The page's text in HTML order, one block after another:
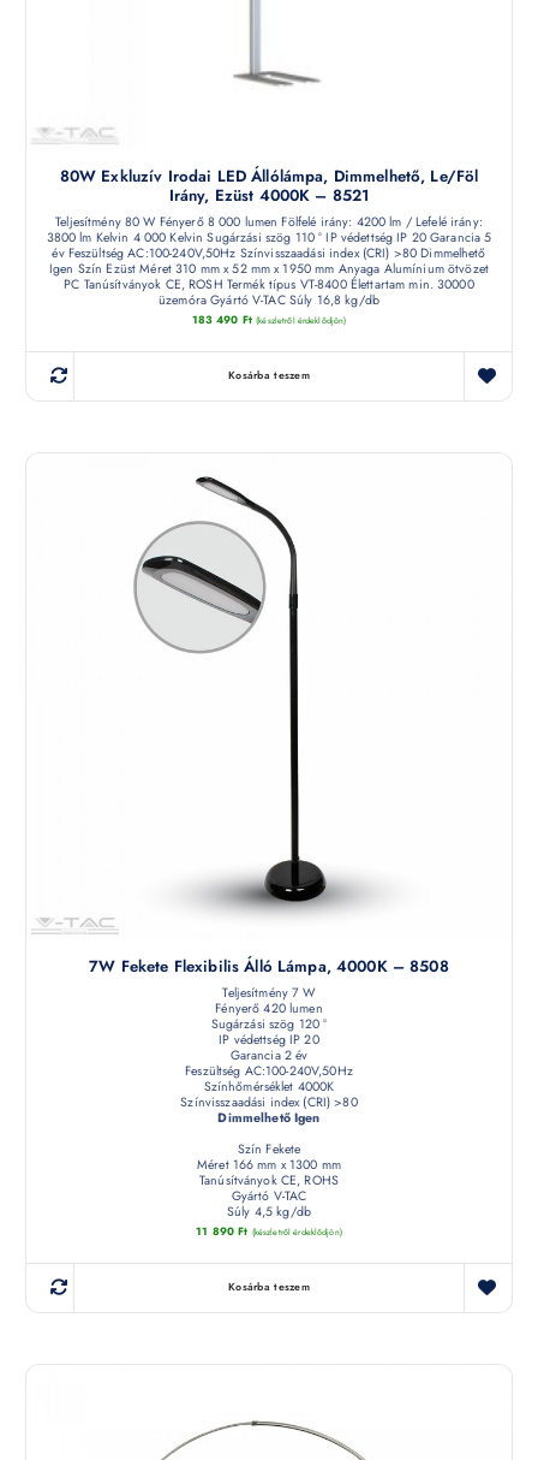
80W Exkluzív Irodai LED Állólámpa, Dimmelhető, Le/föl
Irány, Ezüst 4000K – 8521
Teljesítmény 80 W Fényerő 8 000 lumen Fölfelé irány: 4200 lm / Lefelé irány:
3800 lm Kelvin 4 000 Kelvin Sugárzási szög 110 ° IP védettség IP 20 Garancia 5
év Feszültség AC:100-240V,50Hz Színvisszaadási index (CRI) >80 Dimmelhető
Igen Szín Ezüst Méret 310 mm x 52 mm x 1950 mm Anyaga Alumínium ötvözet
PC Tanúsítványok CE, ROSH Termék típus VT-8400 Élettartam min. 30000
üzemóra Gyártó V-TAC Súly 16,8 kg/db
183 490 Ft (készletről érdeklődjön)
Kosárba teszem
7W Fekete Flexibilis Álló Lámpa, 4000K – 8508
Teljesítmény 7 W
Fényerő 420 lumen
Sugárzási szög 120 °
IP védettség IP 20
Garancia 2 év
Feszültség AC:100-240V,50Hz
Színhőmérséklet 4000K
Színvisszaadási index (CRI) >80
Dimmelhető Igen
Szín Fekete
Méret 166 mm x 1300 mm
Tanúsítványok CE, ROHS
Gyártó V-TAC
Súly 4,5 kg/db
11 890Ft (készletről érdeklődjön)
Kosárba teszem